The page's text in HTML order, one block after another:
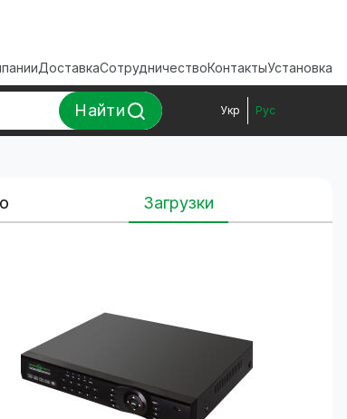
ДоставкаСотрудничествоКонтактыУстановка
Найти Укр Рус
Загрузки